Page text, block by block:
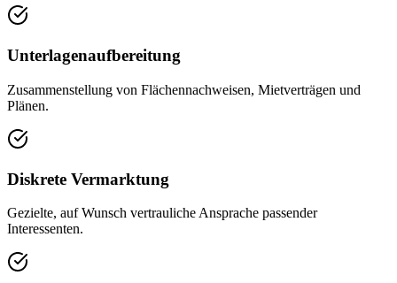
Unterlagenaufbereitung
Zusammenstellung von Flächennachweisen, Mietverträgen und
Plänen.
Diskrete Vermarktung
Gezielte, auf Wunsch vertrauliche Ansprache passender
Interessenten.